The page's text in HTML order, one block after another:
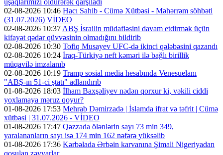
uşaqlarımızı öldürərək qarşıladı
02-08-2026 10:46 Hacı Sahib - Cümə Xütbəsi - Məhərrəm söhbəti
(31.07.2026) VİDEO
02-08-2026 10:37 ABŞ İsrailin müdafiəsini davam etdirmək üçün
kifayət qədər qüvvəsinin olmadığını bildirib
02-08-2026 10:30 Tofiq Musayev UFC-də ikinci qələbəsini qazandı
02-08-2026 10:24 İraq-Türkiyə neft kəməri ilə bağlı birillik
müqavilə imzalanıb
02-08-2026 10:19 Tramp sosial media hesabında Venesuelanı
"ABŞ-ın 51-ci ştatı" adlandırıb
01-08-2026 18:03 İlham Baxşəliyev nədən qorxur ki, vəkili ciddi
yoxlamaya məruz qoyur?
01-08-2026 17:53 Mehrab Dəmirzadə | İslamda ifrat və təfrit | Cümə
xütbəsi | 31.07.2026 - VİDEO
01-08-2026 17:47 Qəzzada ölənlərin sayı 73 min 349,
yaralananların sayı isə 174 min 162 nəfərə yüksəlib
01-08-2026 17:36 Kərbəlada Ərbəin karvanına Şimali Nigeriyadan